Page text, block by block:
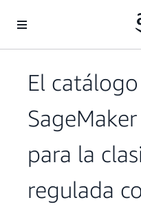
El
para la
regulada